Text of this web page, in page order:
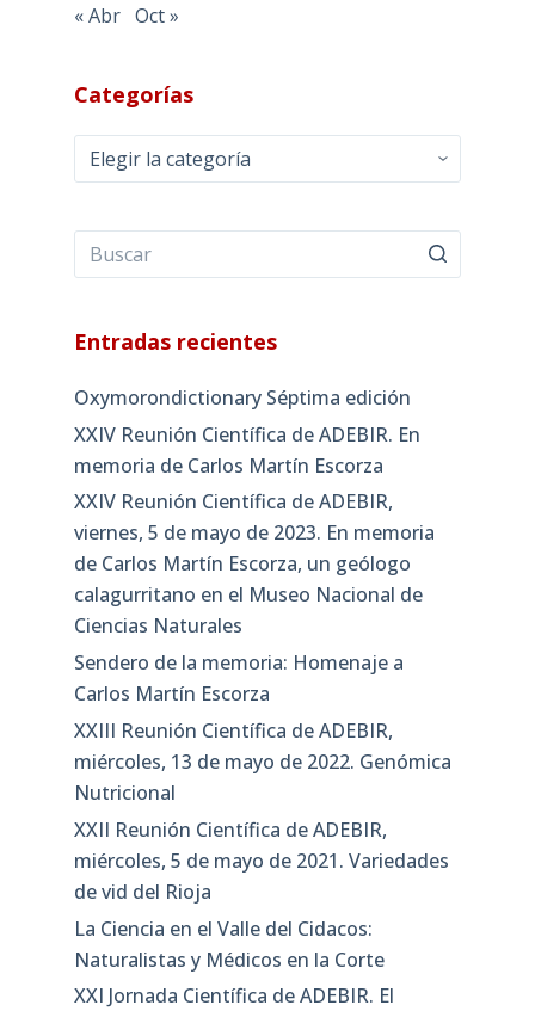
« Abr Oct »
Categorías
Categorías
Entradas recientes
Oxymorondictionary Séptima edición
XXIV Reunión Científica de ADEBIR. En
memoria de Carlos Martín Escorza
XXIV Reunión Científica de ADEBIR,
viernes, 5 de mayo de 2023. En memoria
de Carlos Martín Escorza, un geólogo
calagurritano en el Museo Nacional de
Ciencias Naturales
Sendero de la memoria: Homenaje a
Carlos Martín Escorza
XXIII Reunión Científica de ADEBIR,
miércoles, 13 de mayo de 2022. Genómica
Nutricional
XXII Reunión Científica de ADEBIR,
miércoles, 5 de mayo de 2021. Variedades
de vid del Rioja
La Ciencia en el Valle del Cidacos:
Naturalistas y Médicos en la Corte
XXI Jornada Científica de ADEBIR. El